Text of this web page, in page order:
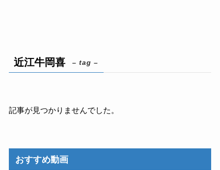
近江牛岡喜 – tag –
記事が見つかりませんでした。
おすすめ動画